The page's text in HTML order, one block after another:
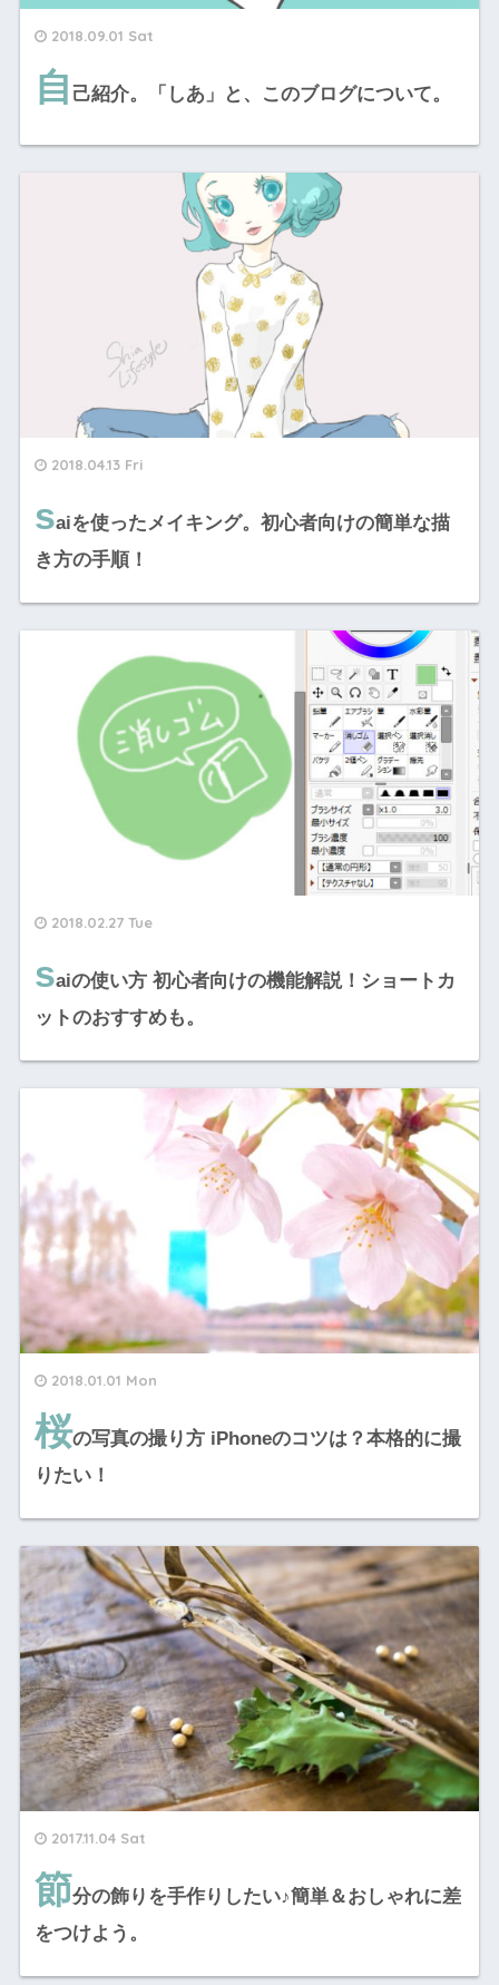
2018.09.01 Sat
自 己紹介。「しあ」と、このブログについて。
2018.04.13 Fri
saiを使ったメイキング。初心者向けの簡単な描
き方の手順！
2018.02.27 Tue
saiの使い方 初心者向けの機能解説！ショートカ
ットのおすすめも。
2018.01.01 Mon
桜の写真の撮り方 iPhoneのコツは？本格的に撮
りたい！
2017.11.04 Sat
節分の飾りを手作りしたい♪簡単＆おしゃれに差
をつけよう。